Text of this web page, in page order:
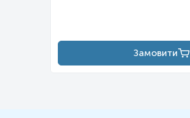
форми азоту NO•. Було доведено, що мелатонін
концентраціях, які значно перевищують його
мітохондріях, ряд авторів вказали, що він
Замовити